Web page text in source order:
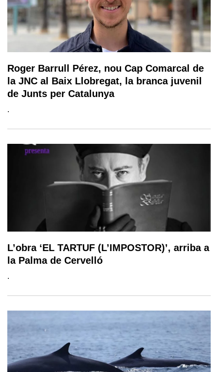
Roger Barrull Pérez, nou Cap Comarcal de
la JNC al Baix Llobregat, la branca juvenil
de Junts per Catalunya
.
L’obra ‘EL TARTUF (L’IMPOSTOR)’, arriba a
la Palma de Cervelló
.